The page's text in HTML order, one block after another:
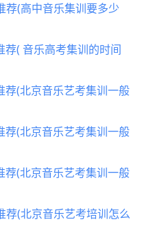
荐(高中音乐集训要多少
( 音乐高考集训的时间
荐(北京音乐艺考集训一般
荐(北京音乐艺考集训一般
荐(北京音乐艺考集训一般
荐(北京音乐艺考培训怎么